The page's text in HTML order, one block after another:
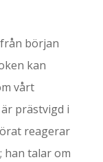
början
kan
vårt
prästvigd i
reagerar
han talar om